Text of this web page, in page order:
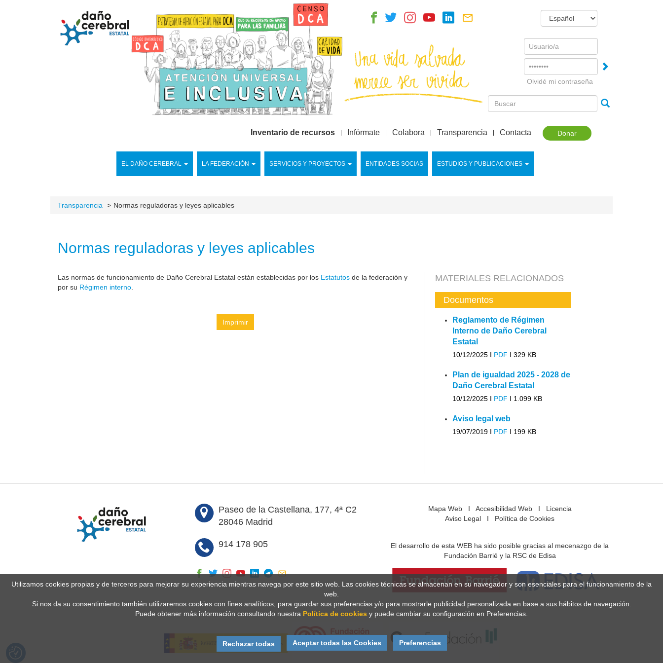
Username
Olvidé mi contraseña
Donar
EL DAÑO CEREBRAL LA FEDERACIÓN SERVICIOS Y PROYECTOS ENTIDADES SOCIAS ESTUDIOS Y PUBLICACIONES
Inventario de recursos Infórmate Colabora Transparencia Contacta
Transparencia Normas reguladoras y leyes aplicables
Normas reguladoras y leyes aplicables
Las normas de funcionamiento de Daño Cerebral Estatal están establecidas por los Estatutos de la federación y
por su Régimen interno
Imprimir
MATERIALES RELACIONADOS
Documentos
Reglamento de Régimen
Interno de Daño Cerebral
Estatal
10/12/2025 I PDF I 329 KB
Plan de igualdad 2025 - 2028 de
Daño Cerebral Estatal
10/12/2025 I PDF I 1.099 KB
Aviso legal web
19/07/2019 I PDF I 199 KB
Paseo de la Castellana, 177, 4ª C2
28046 Madrid
914 178 905
Mapa WebI Accesibilidad WebI Licencia
Aviso Legal I Política de Cookies
El desarrollo de esta WEB ha sido posible gracias al mecenazgo de la
Fundación Barrié y la RSC de Edisa
Utilizamos cookies propias y de terceros para mejorar su experiencia mientras navega por este sitio web. Las cookies técnicas se almacenan en su navegador y son esenciales para el funcionamiento de la
web.
Si nos da su consentimiento también utilizaremos cookies con fines analíticos, para guardar sus preferencias y/o para mostrarle publicidad personalizada en base a sus hábitos de navegación.
Puede obtener más información consultando nuestra Política de cookies y puede cambiar su configuración en Preferencias.
Rechazar todas Aceptar todas las Cookies Preferencias